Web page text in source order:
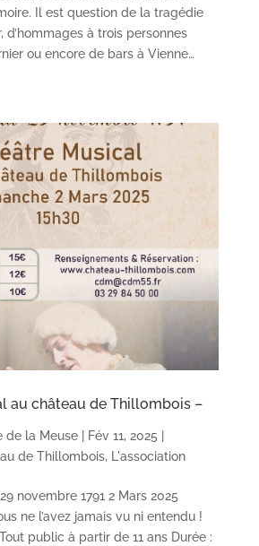
Il est question de la tragédie
d’hommages à trois personnes
ou encore de bars à Vienne…
au château de Thillombois –
de la Meuse| Fév 11, 2025
de Thillombois, L'association
novembre 1791 2 Mars 2025
ne l’avez jamais vu ni entendu !
public à partir de 11 ans Durée :